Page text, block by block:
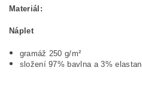
Materiál :
Náplet
gramáž 250 g/m²
složení 97% bavlna a 3% elastan